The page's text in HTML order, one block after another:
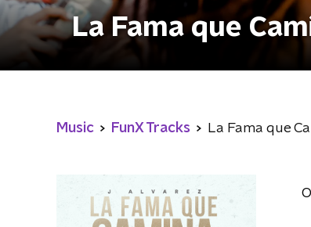
La Fama que
Music FunX Tracks La Fama que